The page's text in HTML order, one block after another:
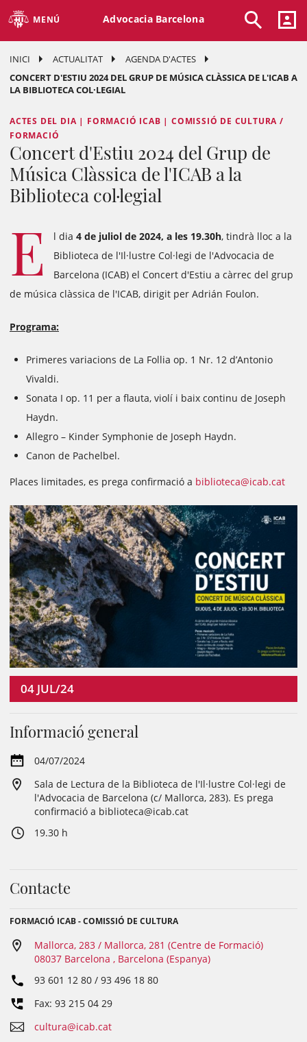
MENÚ Advocacia Barcelona
INICI ACTUALITAT
AGENDA D'ACTES
CONCERT D'ESTIU 2024 DEL GRUP DE MÚSICA CLÀSSICA DE L'ICAB A
LA BIBLIOTECA COL·LEGIAL
ACTES DEL DIA | FORMACIÓ ICAB | COMISSIÓ DE CULTURA /
FORMACIÓ
Concert d'Estiu 2024 del Grup de
Música Clàssica de l'ICAB a la
Biblioteca col·legial
E l dia 4 de juliol de 2024, a les 19.30h, tindrà lloc a la
Biblioteca de l'Il·lustre Col·legi de l'Advocacia de
Barcelona (ICAB) el Concert d'Estiu a càrrec del grup
de música clàssica de l'ICAB, dirigit per Adrián Foulon.
Programa:
Primeres variacions de La Follia op. 1 Nr. 12 d’Antonio
Vivaldi.
Sonata I op. 11 per a flauta, violí i baix continu de Joseph
Haydn.
Allegro – Kinder Symphonie de Joseph Haydn.
Canon de Pachelbel.
Places limitades, es prega confirmació a biblioteca@icab.cat
04 JUL/24
Informació general
04/07/2024
Sala de Lectura de la Biblioteca de l'Il·lustre Col·legi de
l'Advocacia de Barcelona (c/ Mallorca, 283). Es prega
confirmació a biblioteca@icab.cat
19.30 h
Contacte
FORMACIÓ ICAB - COMISSIÓ DE CULTURA
Mallorca, 283 / Mallorca, 281 (Centre de Formació)
08037 Barcelona , Barcelona (Espanya)
93 601 12 80 / 93 496 18 80
Fax: 93 215 04 29
cultura@icab.cat